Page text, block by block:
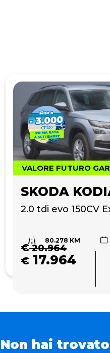
VALORE FUTURO
SKODA
2.0 tdi evo 150CV
80.278 KM
€20.964
€ 17.964
Non hai